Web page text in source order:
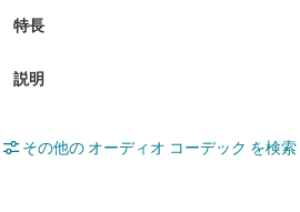
その他の オーディオ コーデック を検索